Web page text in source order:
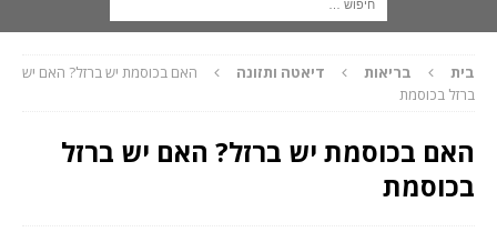
בית בריאות דיאטה ותזונה
האם בכוסמת יש ברזל? האם יש
ברזל בכוסמת
האם בכוסמת יש ברזל? האם יש ברזל
בכוסמת